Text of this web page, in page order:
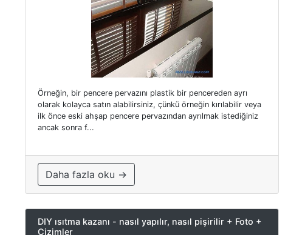
Örneğin, bir pencere pervazını plastik bir pencereden ayrı
olarak kolayca satın alabilirsiniz, çünkü örneğin kırılabilir veya
ilk önce eski ahşap pencere pervazından ayrılmak istediğiniz
ancak sonra f...
Daha fazla oku →
DIY ısıtma kazanı - nasıl yapılır, nasıl pişirilir + Foto +
Çizimler